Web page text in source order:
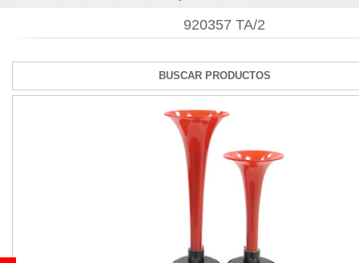
920357 TA/2
BUSCAR PRODUCTOS